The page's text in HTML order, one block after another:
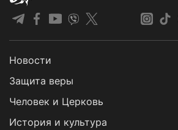
Новости
Защита веры
Человек и Церковь
История и культура